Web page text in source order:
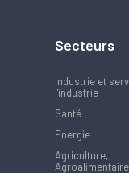
Secteurs
Industrie et
l'industrie
Santé
Energie
Agriculture,